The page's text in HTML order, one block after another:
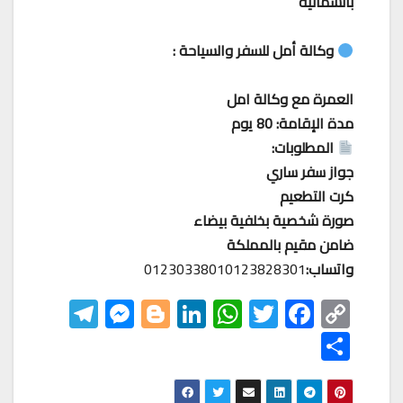
وكالة أمل للسفر والسياحة :
العمرة مع وكالة امل
مدة الإقامة: 80 يوم
المطلوبات:
جواز سفر ساري
كرت التطعيم
صورة شخصية بخلفية بيضاء
ضامن مقيم بالمملكة
واتساب:01230338010123828301
C
o
p
F
ac
eb
T
wi
tt
W
h
at
Li
nk
ed
Bl
o
M
es S
h